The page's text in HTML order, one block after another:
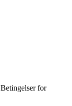
for